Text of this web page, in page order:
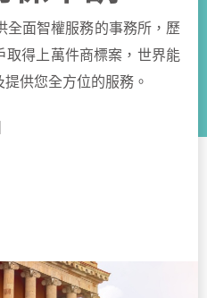
全面智權服務的事務所，歷
取得上萬件商標案，世界能
供您全方位的服務。